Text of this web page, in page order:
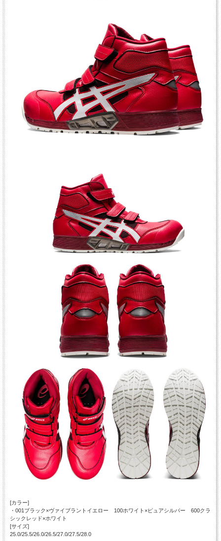
[カラー]
・001ブラック×ヴァイブラントイエロー 100ホワイト×ピュアシルバー 600クラ
シックレッド×ホワイト
[サイズ]
25.0/25.5/26.0/26.5/27.0/27.5/28.0